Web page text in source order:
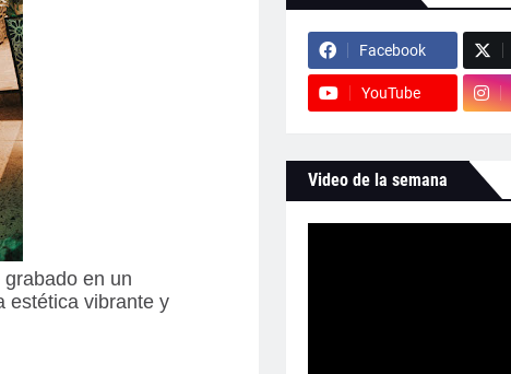
en un
estética vibrante y
Facebook
YouTube
Video de la semana